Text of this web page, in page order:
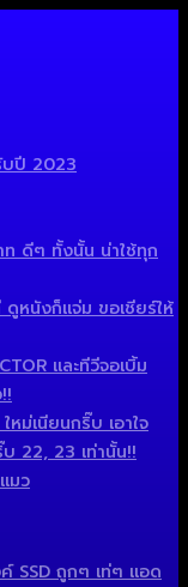
บปี 2023
ท ดีๆ ทั้งนั้น น่าใช้ทุก
ดูหนังก็แจ่ม ขอเชียร์ให้
และทีวีจอเบิ้ม
ม่เนียนกริ๊บ เอาใจ
22, 23 เท่านั้น!!
มว
SSD ถูกๆ เท่ๆ แอด